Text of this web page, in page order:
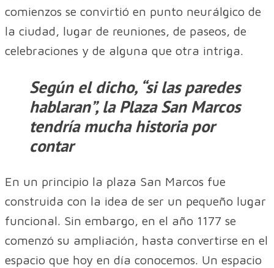
comienzos se convirtió en punto neurálgico de
la ciudad, lugar de reuniones, de paseos, de
celebraciones y de alguna que otra intriga.
Según el dicho, “si las paredes
hablaran”, la Plaza San Marcos
tendría mucha historia por
contar
En un principio la plaza San Marcos fue
construida con la idea de ser un pequeño lugar
funcional. Sin embargo, en el año 1177 se
comenzó su ampliación, hasta convertirse en el
espacio que hoy en día conocemos. Un espacio